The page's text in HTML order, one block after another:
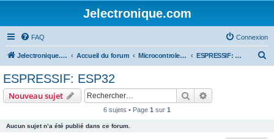
Jelectronique.com
FAQ Connexion
Jelectronique.com Accueil du forum Microcontroleurs ESPRESSIF: ESP32
ESPRESSIF: ESP32
Nouveau sujet Rechercher
6 sujets • Page 1 sur 1
Aucun sujet n’a été publié dans ce forum.